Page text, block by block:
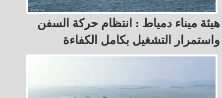
هيئة ميناء دمياط : انتظام حركة السفن
واستمرار التشغيل بكامل الكفاءة